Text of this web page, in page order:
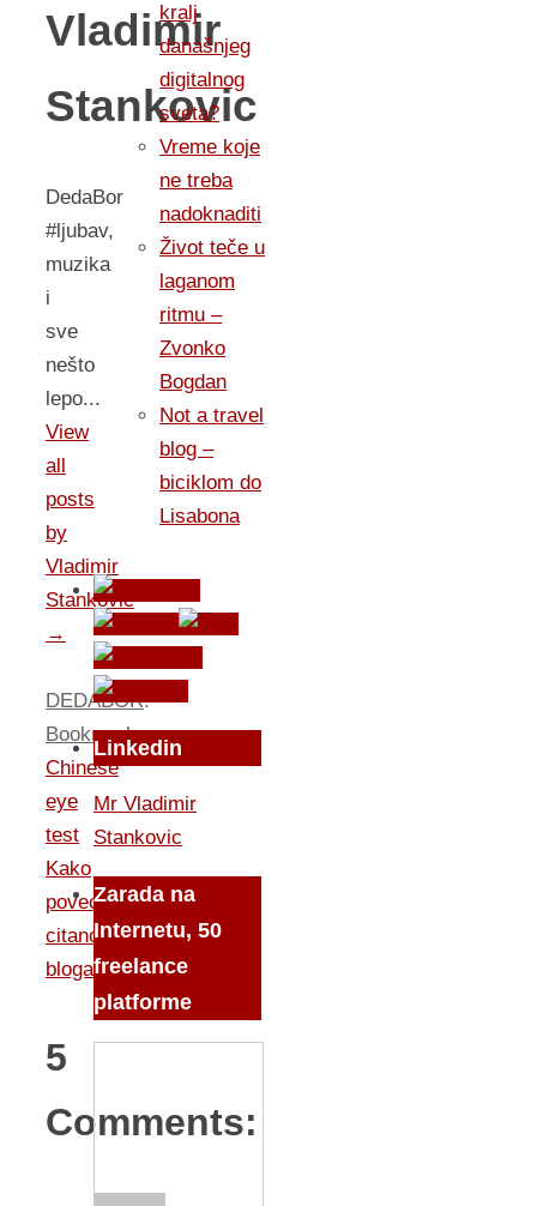
Vladimir
Stankovic
DedaBor
#ljubav,
muzika
i
sve
nešto
lepo...
View
all
posts
by
Vladimir
Stankovic
→
DEDABOR.
Bookmark.
Chinese
eye
test
Kako
povecati
citanost
bloga
5
Comments:
kralj
današnjeg
digitalnog
sveta?
Vreme koje
ne treba
nadoknaditi
Život teče u
laganom
ritmu –
Zvonko
Bogdan
Not a travel
blog –
biciklom do
Lisabona
Linkedin
Mr Vladimir
Stankovic
Zarada na
Internetu, 50
freelance
platforme